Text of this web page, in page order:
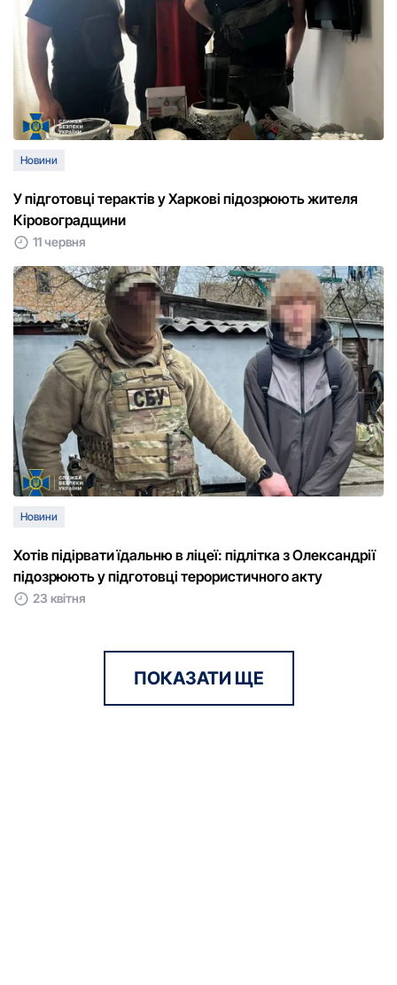
Новини
У підготовці терактів у Харкові підозрюють жителя
Кіровоградщини
11 червня
Новини
Хотів підірвати їдальню в ліцеї: підлітка з Олександрії
підозрюють у підготовці терористичного акту
23 квітня
ПОКАЗАТИ ЩЕ